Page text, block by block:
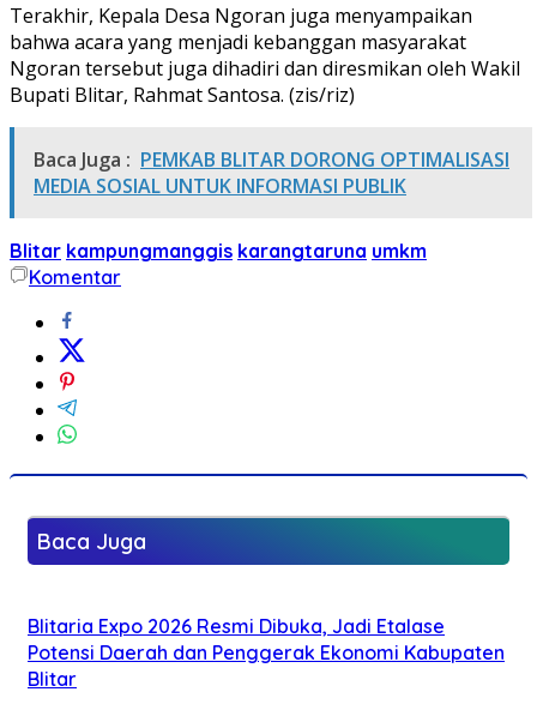
Terakhir, Kepala Desa Ngoran juga menyampaikan
bahwa acara yang menjadi kebanggan masyarakat
Ngoran tersebut juga dihadiri dan diresmikan oleh Wakil
Bupati Blitar, Rahmat Santosa. (zis/riz)
Baca Juga : PEMKAB BLITAR DORONG OPTIMALISASI
MEDIA SOSIAL UNTUK INFORMASI PUBLIK
Blitar kampungmanggis karangtaruna umkm
Komentar
Baca Juga
Blitaria Expo 2026 Resmi Dibuka, Jadi Etalase
Potensi Daerah dan Penggerak Ekonomi Kabupaten
Blitar